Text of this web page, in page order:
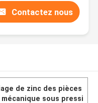
Contactez nous
de zinc des pièces
mécanique sous pressi